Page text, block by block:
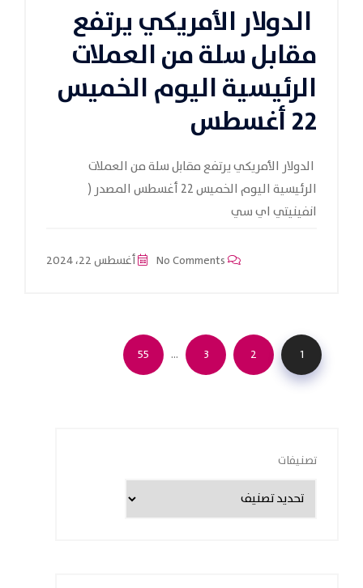
الدولار الأمريكي يرتفع
مقابل سلة من العملات
الرئيسية اليوم الخميس
22 أغسطس
الدولار الأمريكي يرتفع مقابل سلة من العملات
الرئيسية اليوم الخميس 22 أغسطس المصدر (
انفينيتي اي سي
أغسطس 22، 2024
1
2
3
…
55
تصنيفات